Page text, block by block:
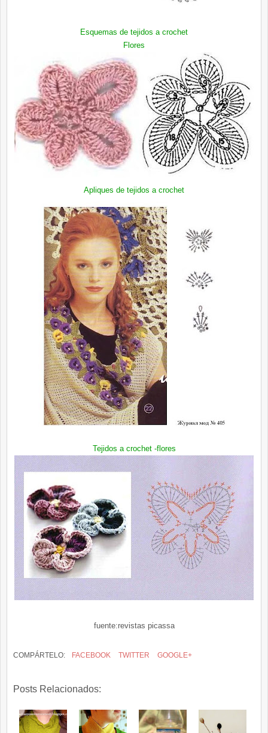
Esquemas de tejidos a crochet
Flores
Apliques de tejidos a crochet
Tejidos a crochet -flores
fuente:revistas picassa
COMPÁRTELO: FACEBOOK TWITTER GOOGLE+
Posts Relacionados: